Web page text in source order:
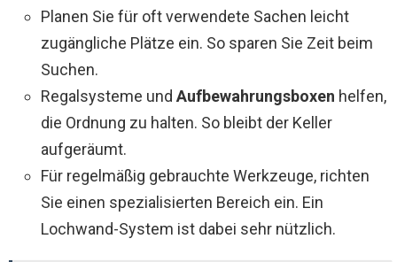
Planen Sie für oft verwendete Sachen leicht
zugängliche Plätze ein. So sparen Sie Zeit beim
Suchen.
Regalsysteme und Aufbewahrungsboxen helfen,
die Ordnung zu halten. So bleibt der Keller
aufgeräumt.
Für regelmäßig gebrauchte Werkzeuge, richten
Sie einen spezialisierten Bereich ein. Ein
Lochwand-System ist dabei sehr nützlich.